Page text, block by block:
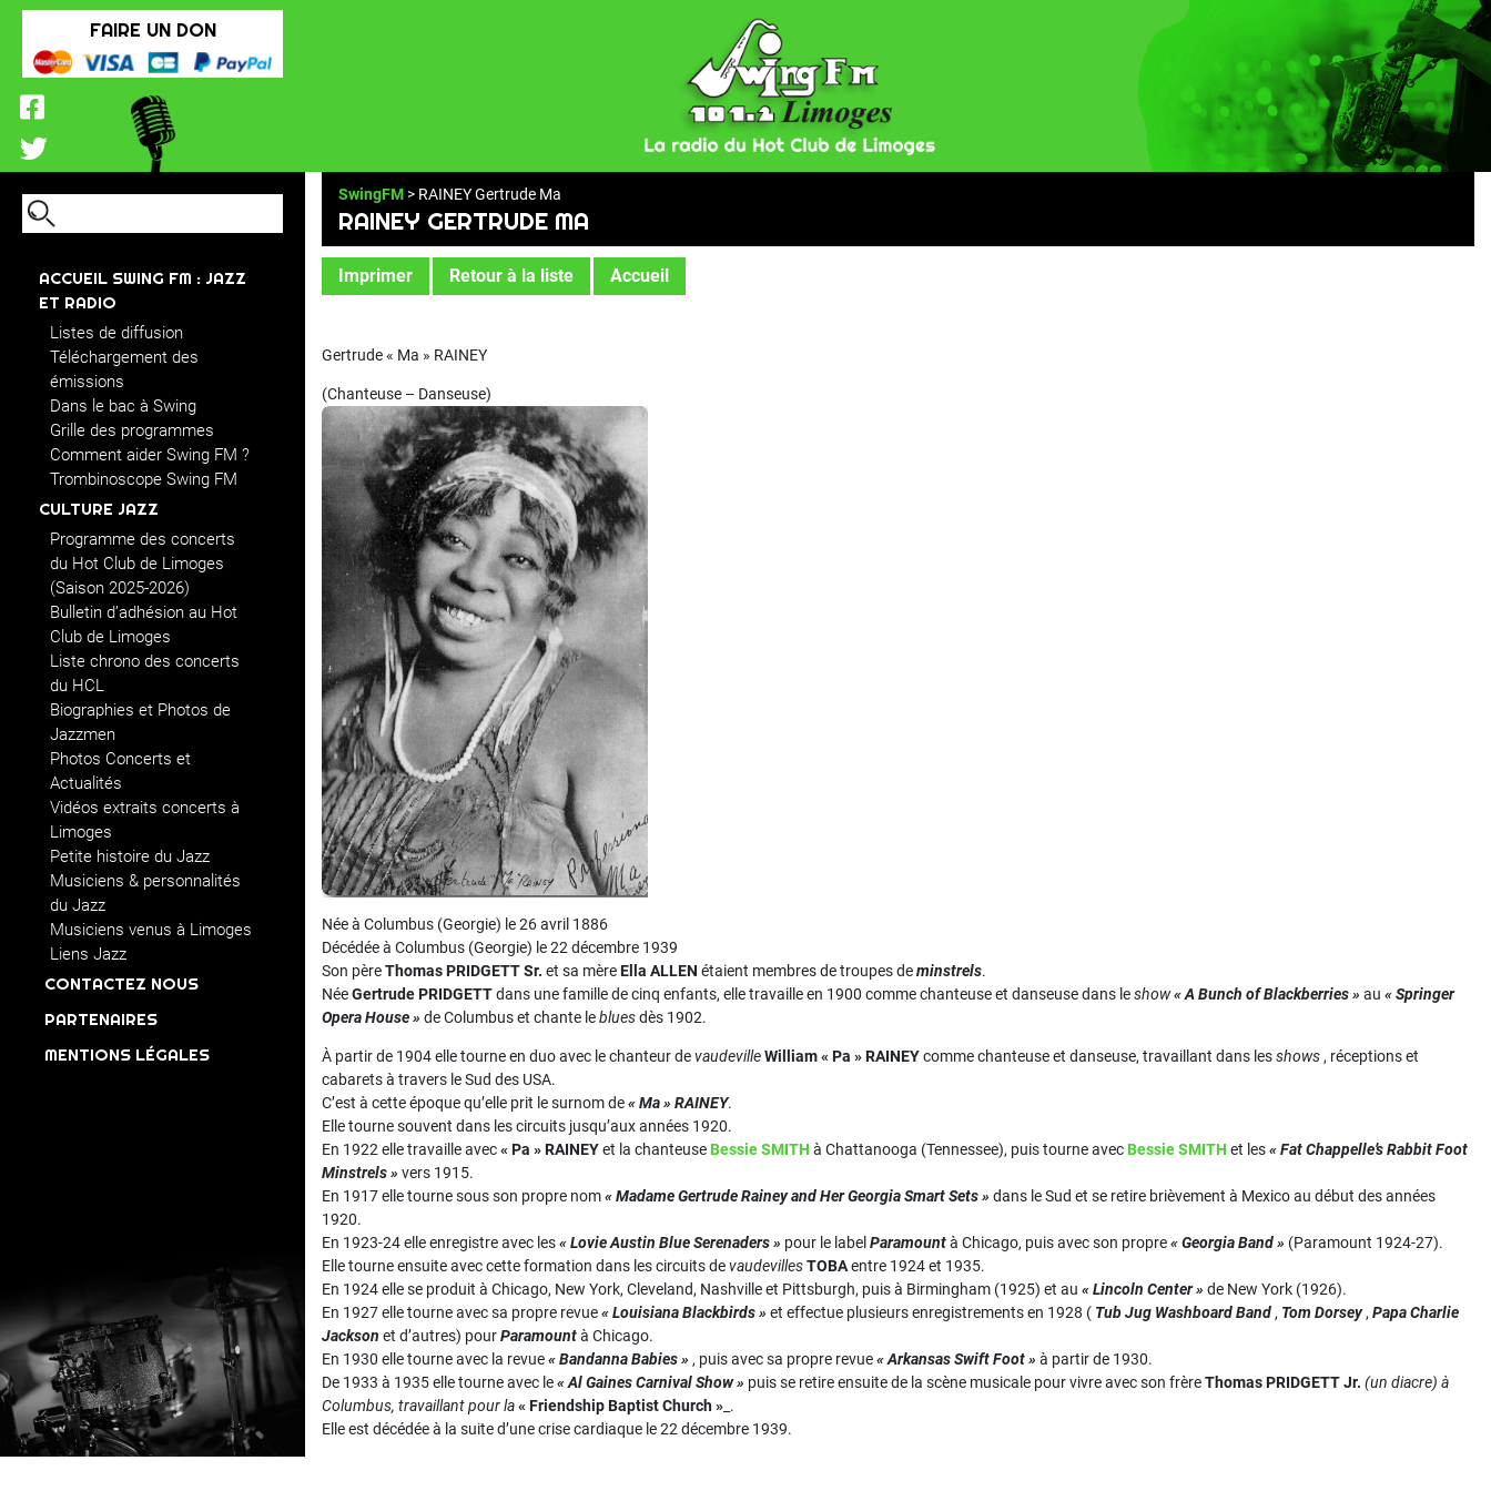
FAIRE UN DON
ACCUEIL SWING FM : JAZZ
ET RADIO
Listes de diffusion
Téléchargement des
émissions
Dans le bac à Swing
Grille des programmes
Comment aider Swing FM ?
Trombinoscope Swing FM
CULTURE JAZZ
Programme des concerts
du Hot Club de Limoges
(Saison 2025-2026)
Bulletin d’adhésion au Hot
Club de Limoges
Liste chrono des concerts
du HCL
Biographies et Photos de
Jazzmen
Photos Concerts et
Actualités
Vidéos extraits concerts à
Limoges
Petite histoire du Jazz
Musiciens & personnalités
du Jazz
Musiciens venus à Limoges
Liens Jazz
CONTACTEZ NOUS
PARTENAIRES
MENTIONS LÉGALES
SwingFM > RAINEY Gertrude Ma
RAINEY GERTRUDE MA
Imprimer Retour à la liste Accueil
Gertrude « Ma » RAINEY
(Chanteuse – Danseuse)
Née à Columbus (Georgie) le 26 avril 1886
Décédée à Columbus (Georgie) le 22 décembre 1939
Son pèreThomas PRIDGETT Sr. et sa mèreElla ALLEN étaient membres de troupes deminstrels.
NéeGertrude PRIDGETTdans une famille de cinq enfants, elle travaille en 1900 comme chanteuse et danseuse dans leshow« A Bunch of Blackberries » au « Springer
Opera House » de Columbus et chante lebluesdès 1902.
À partir de 1904 elle tourne en duo avec le chanteur devaudevilleWilliam « Pa » RAINEYcomme chanteuse et danseuse, travaillant dans lesshows , réceptions et
cabarets à travers le Sud des USA.
C’est à cette époque qu’elle prit le surnom de« Ma » RAINEY.
Elle tourne souvent dans les circuits jusqu’aux années 1920.
En 1922 elle travaille avec« Pa » RAINEYet la chanteuse Bessie SMITH à Chattanooga (Tennessee), puis tourne avec Bessie SMITH et les« Fat Chappelle’s Rabbit Foot
Minstrels » vers 1915.
En 1917 elle tourne sous son propre nom« Madame Gertrude Rainey and Her Georgia Smart Sets » dans le Sud et se retire brièvement à Mexico au début des années
1920.
En 1923-24 elle enregistre avec les« Lovie Austin Blue Serenaders » pour le label Paramountà Chicago, puis avec son propre« Georgia Band » (Paramount 1924-27).
Elle tourne ensuite avec cette formation dans les circuits devaudevillesTOBAentre 1924 et 1935.
En 1924 elle se produit à Chicago, New York, Cleveland, Nashville et Pittsburgh, puis à Birmingham (1925) et au « Lincoln Center » de New York (1926).
En 1927 elle tourne avec sa propre revue« Louisiana Blackbirds » et effectue plusieurs enregistrements en 1928 ( Tub Jug Washboard Band , Tom Dorsey, Papa Charlie
Jackson et d’autres) pourParamountà Chicago.
En 1930 elle tourne avec la revue« Bandanna Babies » , puis avec sa propre revue« Arkansas Swift Foot » à partir de 1930.
De 1933 à 1935 elle tourne avec le« Al Gaines Carnival Show » puis se retire ensuite de la scène musicale pour vivre avec son frèreThomas PRIDGETT Jr. (un diacre) à
Columbus, travaillant pour la« Friendship Baptist Church » _.
Elle est décédée à la suite d’une crise cardiaque le 22 décembre 1939.